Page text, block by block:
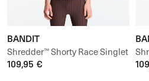
BANDIT
Shredder™ Shorty Race Singlet
109,95 €